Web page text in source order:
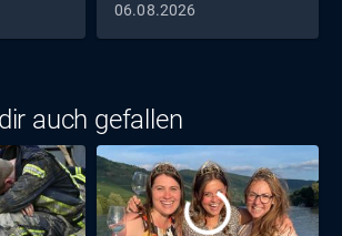
06.08.2026
auch gefallen